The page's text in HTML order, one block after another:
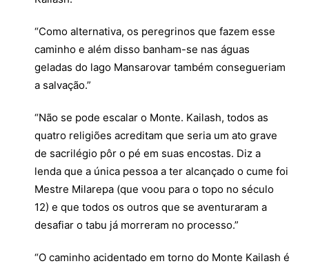
“Como alternativa, os peregrinos que fazem esse
caminho e além disso banham-se nas águas
geladas do lago Mansarovar também consegueriam
a salvação.”
“Não se pode escalar o Monte. Kailash, todos as
quatro religiões acreditam que seria um ato grave
de sacrilégio pôr o pé em suas encostas. Diz a
lenda que a única pessoa a ter alcançado o cume foi
Mestre Milarepa (que voou para o topo no século
12) e que todos os outros que se aventuraram a
desafiar o tabu já morreram no processo.”
“O caminho acidentado em torno do Monte Kailash é